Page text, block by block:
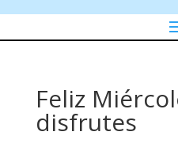
Feliz
disfrutes